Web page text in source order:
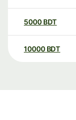
5000 BDT
10000 BDT